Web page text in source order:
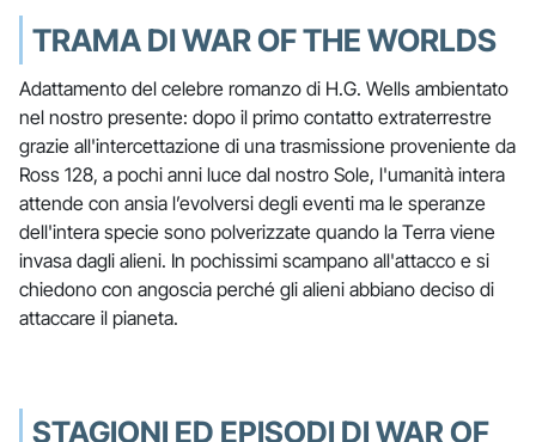
TRAMA DI WAR OF THE WORLDS
Adattamento del celebre romanzo di H.G. Wells ambientato
nel nostro presente: dopo il primo contatto extraterrestre
grazie all'intercettazione di una trasmissione proveniente da
Ross 128, a pochi anni luce dal nostro Sole, l'umanità intera
attende con ansia l’evolversi degli eventi ma le speranze
dell'intera specie sono polverizzate quando la Terra viene
invasa dagli alieni. In pochissimi scampano all'attacco e si
chiedono con angoscia perché gli alieni abbiano deciso di
attaccare il pianeta.
STAGIONI ED EPISODI DI WAR OF